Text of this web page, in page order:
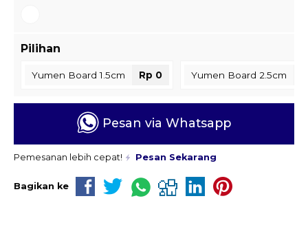
Pilihan
Yumen Board 1.5cm Rp 0 Yumen Board 2.5cm
Pesan via Whatsapp
Pemesanan lebih cepat! Pesan Sekarang
Bagikan ke